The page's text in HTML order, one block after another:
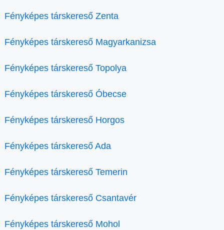
Fényképes társkereső Zenta
Fényképes társkereső Magyarkanizsa
Fényképes társkereső Topolya
Fényképes társkereső Óbecse
Fényképes társkereső Horgos
Fényképes társkereső Ada
Fényképes társkereső Temerin
Fényképes társkereső Csantavér
Fényképes társkereső Mohol